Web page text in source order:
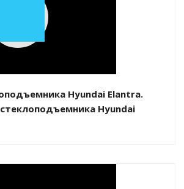
Play
Hyundai Elantra.
Hyundai